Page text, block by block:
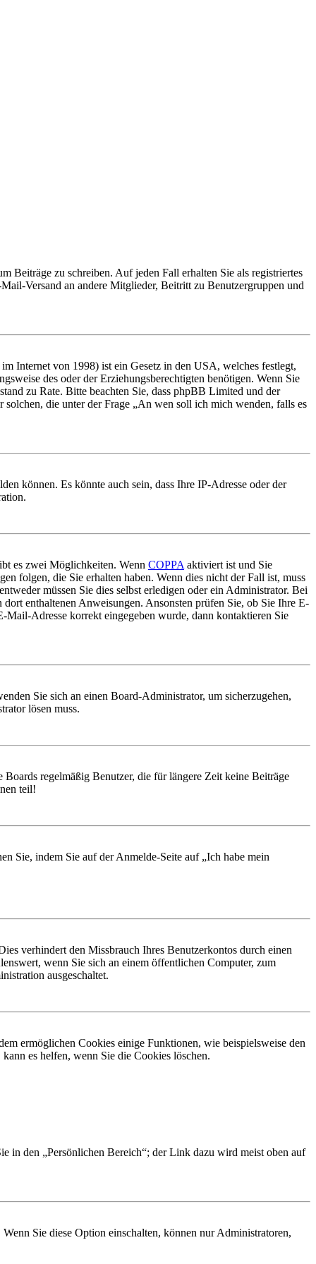
Beiträge zu schreiben. Auf jeden Fall erhalten Sie als registriertes
Versand an andere Mitglieder, Beitritt zu Benutzergruppen und
Internet von 1998) ist ein Gesetz in den USA, welches festlegt,
des oder der Erziehungsberechtigten benötigen. Wenn Sie
zu Rate. Bitte beachten Sie, dass phpBB Limited und der
die unter der Frage „An wen soll ich mich wenden, falls es
können. Es könnte auch sein, dass Ihre IP-Adresse oder der
es zwei Möglichkeiten. Wenn COPPA aktiviert ist und Sie
folgen, die Sie erhalten haben. Wenn dies nicht der Fall ist, muss
müssen Sie dies selbst erledigen oder ein Administrator. Bei
enthaltenen Anweisungen. Ansonsten prüfen Sie, ob Sie Ihre E-
Adresse korrekt eingegeben wurde, dann kontaktieren Sie
Sie sich an einen Board-Administrator, um sicherzugehen,
lösen muss.
regelmäßig Benutzer, die für längere Zeit keine Beiträge
teil!
Sie, indem Sie auf der Anmelde-Seite auf „Ich habe mein
verhindert den Missbrauch Ihres Benutzerkontos durch einen
wenn Sie sich an einem öffentlichen Computer, zum
ausgeschaltet.
ermöglichen Cookies einige Funktionen, wie beispielsweise den
es helfen, wenn Sie die Cookies löschen.
in den „Persönlichen Bereich“; der Link dazu wird meist oben auf
Sie diese Option einschalten, können nur Administratoren,